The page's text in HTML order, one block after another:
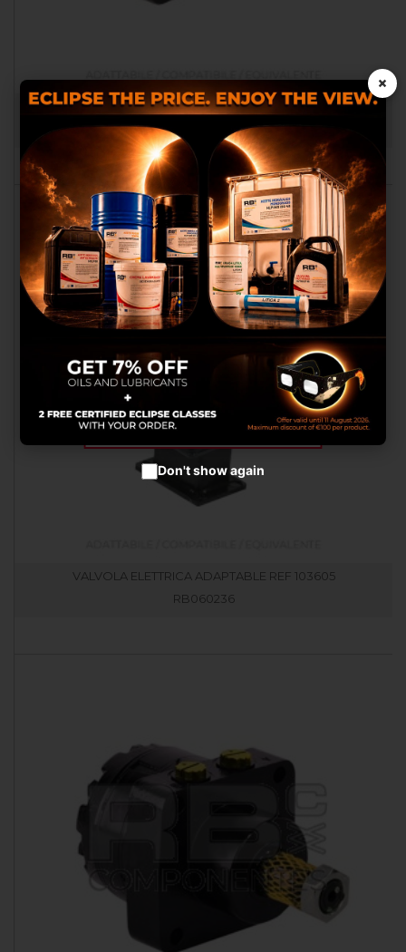
MOTOR IDRAULICO COMPATIBILE SKYJ 141657
VALVOLA ELETTRICA ADAPTABLE REF 103605
RB060236
oi e terze parti usiamo cookie o
tecnologie simili per funzionalità
tecniche e, con il tuo consenso, anche
per altre finalità descritte nella Cookie
Policy quali raccogliere ed elaborare
dati personali dai dispositivi, mostrarti
pubblicità personalizzata, misurarne
la performance, analizzare le nostre
audience e migliorare i nostri prodotti
e servizi. Puoi liberamente prestare,
rifiutare o revocare il tuo consenso in
qualsiasi momento, personalizzando
Personalizzando cookies
Accetta cookies
×
Don't show again